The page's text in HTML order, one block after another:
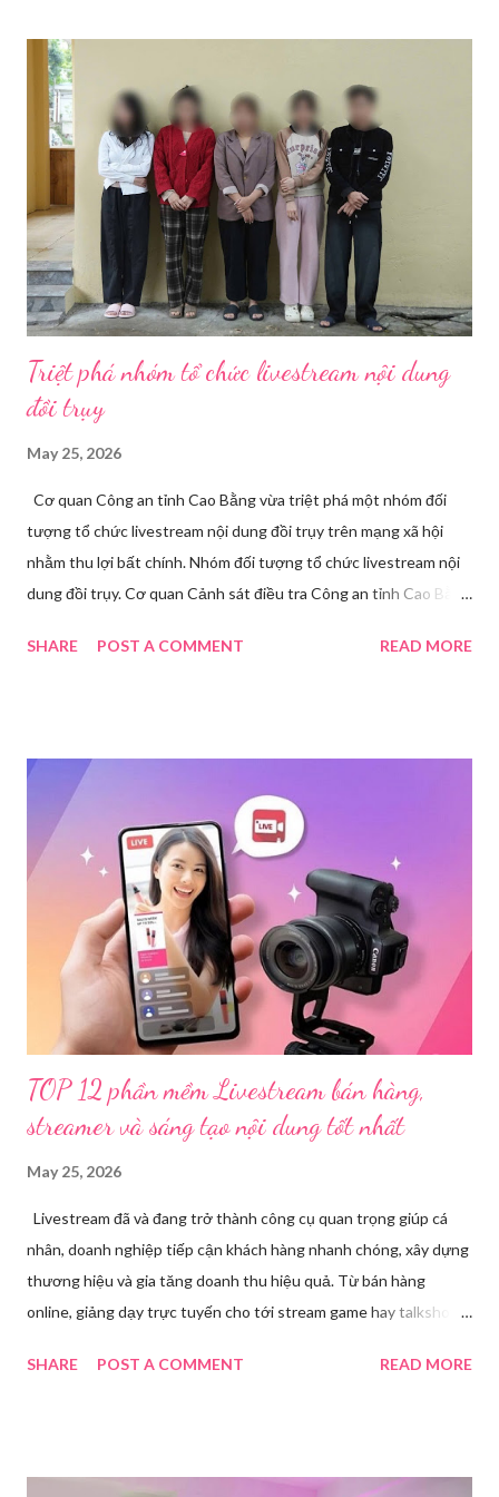
Thanh 1.1.1. Thân máy ảnh (Body máy
ảnh): Chọn máy ảnh có chất lượng ...
Triệt phá nhóm tổ chức livestream nội dung
đồi trụy
May 25, 2026
Cơ quan Công an tỉnh Cao Bằng vừa triệt phá một nhóm đối
tượng tổ chức livestream nội dung đồi trụy trên mạng xã hội
nhằm thu lợi bất chính. Nhóm đối tượng tổ chức livestream nội
dung đồi trụy. Cơ quan Cảnh sát điều tra Công an tỉnh Cao Bằng
tạm giam đối với Triệu Thị Dung về hành vi truyền bá văn hóa
dụng điện thoại xuất hiện các hoạt động phát trực tiếp nội dung
nhạy cảm, có dấu hiệu vi phạm pháp luật. Ngay sau khi tiếp
nhận, đơn vị đã nhanh chóng tổ chức xác minh, thu thập dữ liệu
để làm rõ. Kết quả điều tra ban đầu xác định, Triệu Thị Dung
(sinh năm 1994), trú tại xã Phủ Thông, tỉnh Thái Nguyên, cùng
một số đối tượng khác đã tham gia tổ chức livestream nội dung
đồi trụy nhằm mục đích thu lợi. Các đối tượng liên quan gồm
L.V.D (sinh ...
SHARE POST A COMMENT READ MORE
TOP 12 phần mềm Livestream bán hàng,
streamer và sáng tạo nội dung tốt nhất
May 25, 2026
Livestream đã và đang trở thành công cụ quan trọng giúp cá
nhân, doanh nghiệp tiếp cận khách hàng nhanh chóng, xây dựng
thương hiệu và gia tăng doanh thu hiệu quả. Từ bán hàng
online, giảng dạy trực tuyến cho tới stream game hay talkshow,
Trong bài viết dưới đây, chúng tôi sẽ giới thiệu chi tiết 12 công
SHARE POST A COMMENT READ MORE